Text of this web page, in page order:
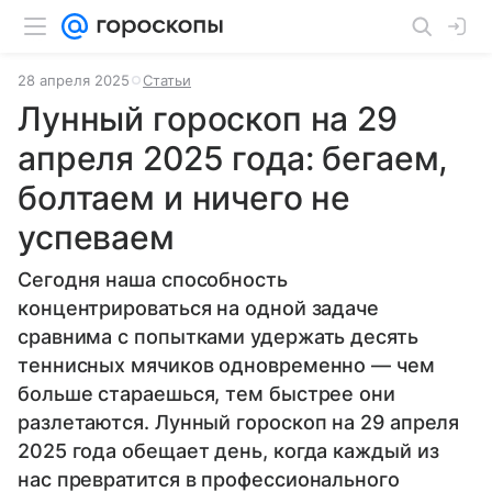
28 апреля 2025 Статьи
Лунный гороскоп на 29
апреля 2025 года: бегаем,
болтаем и ничего не
успеваем
Сегодня наша способность
концентрироваться на одной задаче
сравнима с попытками удержать десять
теннисных мячиков одновременно — чем
больше стараешься, тем быстрее они
разлетаются. Лунный гороскоп на 29 апреля
2025 года обещает день, когда каждый из
нас превратится в профессионального